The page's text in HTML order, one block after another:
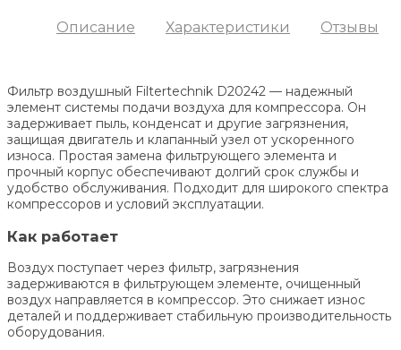
Описание Характеристики Отзывы
Фильтр воздушный Filtertechnik D20242 — надежный
элемент системы подачи воздуха для компрессора. Он
задерживает пыль, конденсат и другие загрязнения,
защищая двигатель и клапанный узел от ускоренного
износа. Простая замена фильтрующего элемента и
прочный корпус обеспечивают долгий срок службы и
удобство обслуживания. Подходит для широкого спектра
компрессоров и условий эксплуатации.
Как работает
Воздух поступает через фильтр, загрязнения
задерживаются в фильтрующем элементе, очищенный
воздух направляется в компрессор. Это снижает износ
деталей и поддерживает стабильную производительность
оборудования.